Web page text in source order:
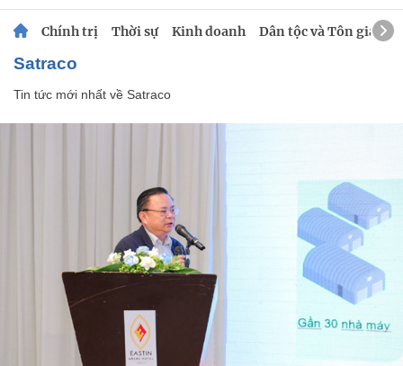
Chính trị Thời sự Kinh doanh Dân tộc và Tôn giáo
Satraco
Tin tức mới nhất về Satraco